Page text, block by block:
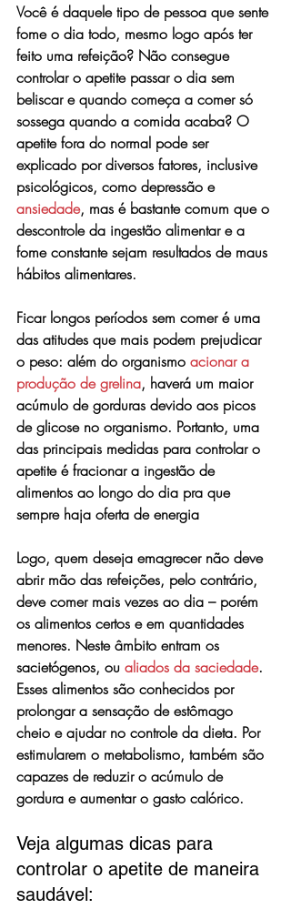
Você é daquele tipo de pessoa que sente
fome o dia todo, mesmo logo após ter
feito uma refeição? Não consegue
controlar o apetite passar o dia sem
beliscar e quando começa a comer só
sossega quando a comida acaba? O
apetite fora do normal pode ser
explicado por diversos fatores, inclusive
psicológicos, como depressão e
ansiedade, mas é bastante comum que o
descontrole da ingestão alimentar e a
fome constante sejam resultados de maus
hábitos alimentares.
Ficar longos períodos sem comer é uma
das atitudes que mais podem prejudicar
o peso: além do organismo acionar a
produção de grelina, haverá um maior
acúmulo de gorduras devido aos picos
de glicose no organismo. Portanto, uma
das principais medidas para controlar o
apetite é fracionar a ingestão de
alimentos ao longo do dia pra que
sempre haja oferta de energia
Logo, quem deseja emagrecer não deve
abrir mão das refeições, pelo contrário,
deve comer mais vezes ao dia – porém
os alimentos certos e em quantidades
menores. Neste âmbito entram os
sacietógenos, ou aliados da saciedade.
Esses alimentos são conhecidos por
prolongar a sensação de estômago
cheio e ajudar no controle da dieta. Por
estimularem o metabolismo, também são
capazes de reduzir o acúmulo de
gordura e aumentar o gasto calórico.
Veja algumas dicas para
controlar o apetite de maneira
saudável: